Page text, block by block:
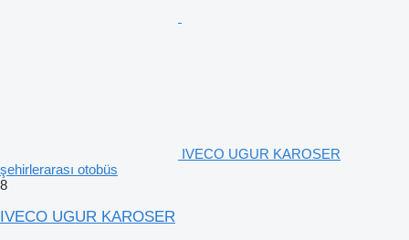
IVECO UGUR KAROSER
şehirlerarası otobüs
8
IVECO UGUR KAROSER